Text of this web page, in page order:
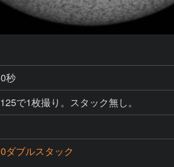
秒
で1枚撮り。スタック無し。
ダブルスタック